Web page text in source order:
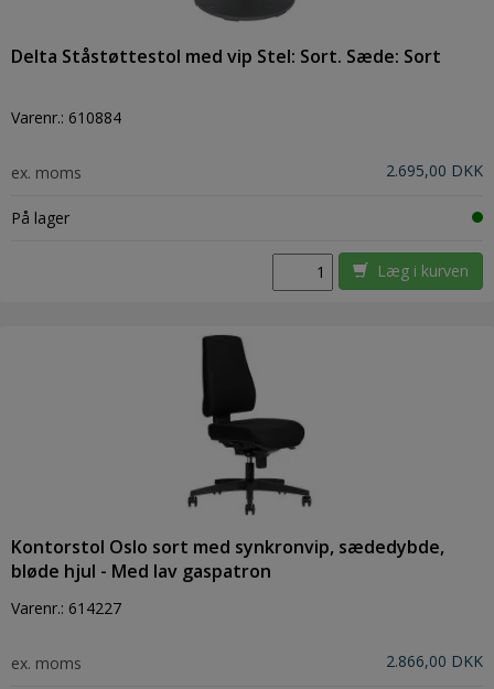
Delta Ståstøttestol med vip Stel: Sort. Sæde: Sort
Varenr.: 610884
ex. moms 2.695,00 DKK
På lager
Læg i kurven
Kontorstol Oslo sort med synkronvip, sædedybde,
bløde hjul - Med lav gaspatron
Varenr.: 614227
ex. moms 2.866,00 DKK